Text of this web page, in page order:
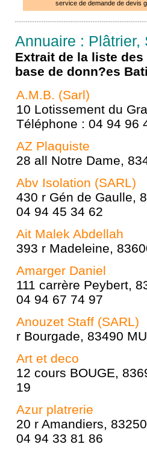
service de demande de devis
Annuaire : Plâtrier,
Extrait de la liste
base de donn?es
A.M.B. (Sarl)
10 Lotissement du
Téléphone : 04 94 96
AZ Plaquiste
28 all Notre Dame,
Abv Isolation (SARL)
430 r Gén de Gaulle,
04 94 45 34 62
Ait Malek Abdellah
393 r Madeleine,
Amarger Daniel
111 carrère Peybert,
04 94 67 74 97
Anouzet Staff (SARL)
r Bourgade, 83490
Art et deco
12 cours BOUGE,
19
Azur platrerie
20 r Amandiers,
04 94 33 81 86